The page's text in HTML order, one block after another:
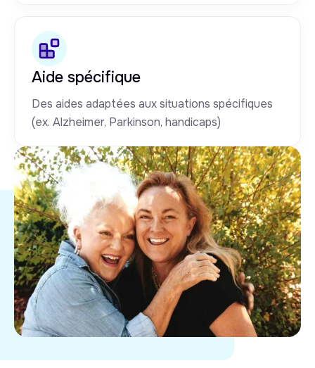
Aide spécifique
Des aides adaptées aux situations spécifiques
(ex. Alzheimer, Parkinson, handicaps)